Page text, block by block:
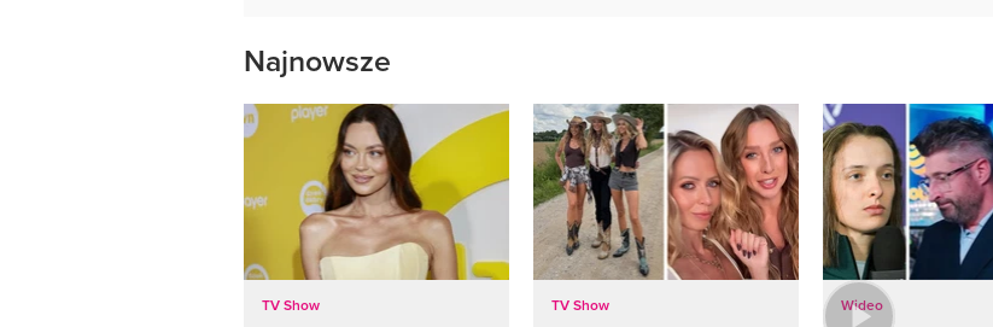
Najnowsze
TV Show TV Show Wideo